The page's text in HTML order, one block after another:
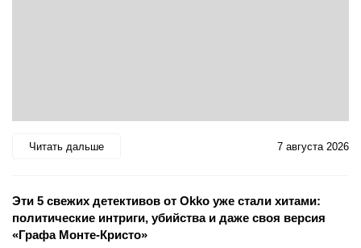
Читать дальше 7 августа 2026
Эти 5 свежих детективов от Okko уже стали хитами:
политические интриги, убийства и даже своя версия
«Графа Монте-Кристо»